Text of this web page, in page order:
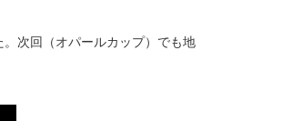
次回（オパールカップ）でも地